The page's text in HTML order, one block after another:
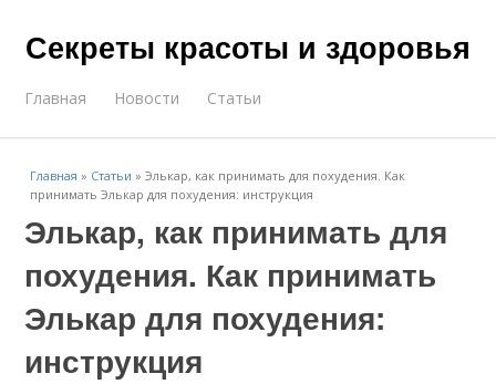
Секреты красоты и здоровья
Главная Новости Статьи
Главная » Статьи »Элькар, как принимать для похудения. Как
принимать Элькар для похудения: инструкция
Элькар, как принимать для
похудения. Как принимать
Элькар для похудения:
инструкция